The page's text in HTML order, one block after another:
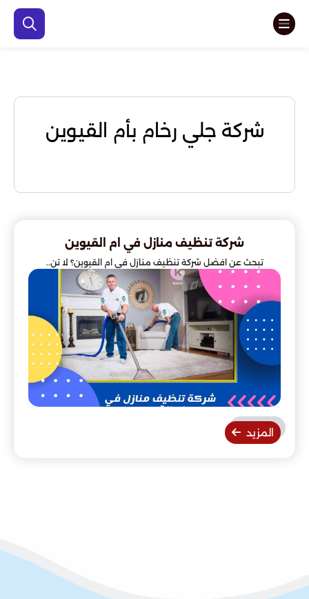
شركة جلي رخام بأم القيوين
شركة تنظيف منازل في ام القيوين
تبحث عن افضل شركة تنظيف منازل في ام القيوين؟ لا تن..
المزيد